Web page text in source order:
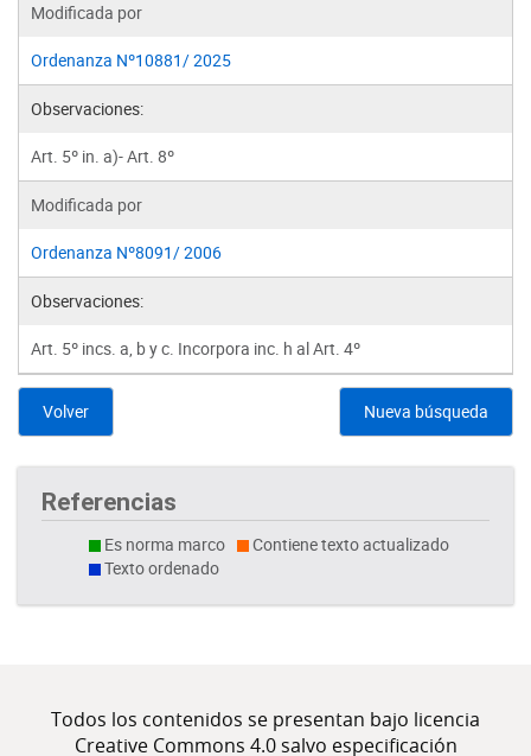
Modificada por
Ordenanza Nº10881/ 2025
Observaciones:
Art. 5º in. a)- Art. 8º
Modificada por
Ordenanza Nº8091/ 2006
Observaciones:
Art. 5º incs. a, b y c. Incorpora inc. h al Art. 4º
Volver Nueva búsqueda
Referencias
Es norma marco
Contiene texto actualizado
Texto ordenado